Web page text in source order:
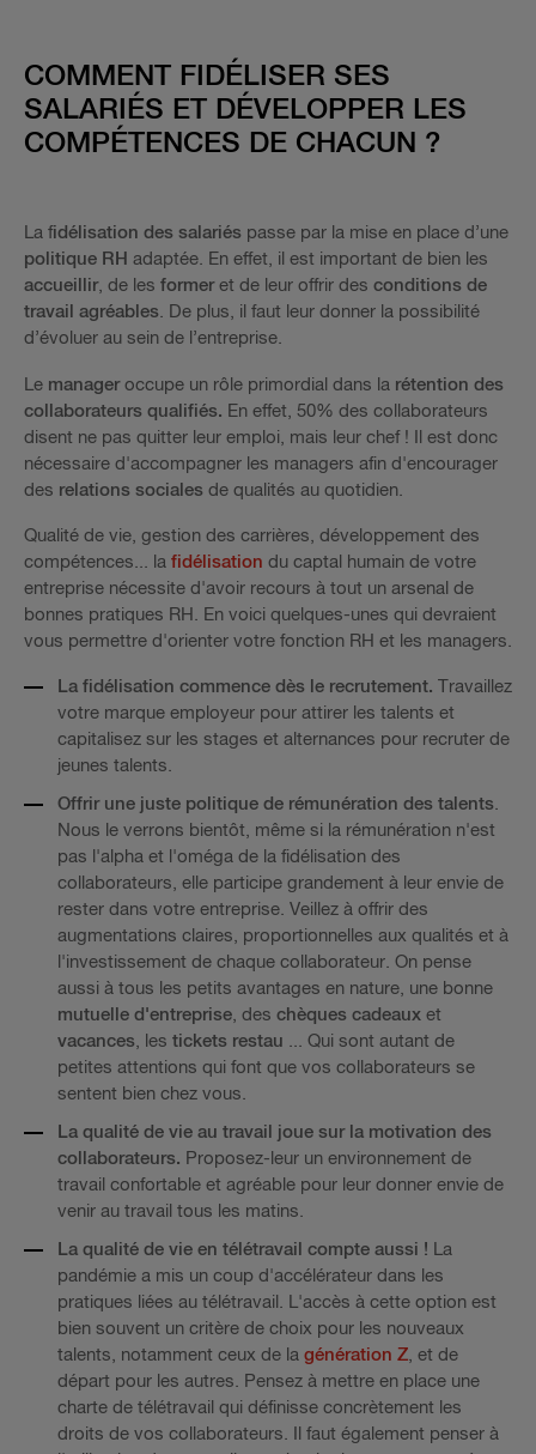
COMMENT FIDÉLISER SES
SALARIÉS ET DÉVELOPPER LES
COMPÉTENCES DE CHACUN ?
La fidélisation des salariés passe par la mise en place d’une
politique RH adaptée. En effet, il est important de bien les
accueillir, de les formeret de leur offrir des conditions de
travail agréables. De plus, il faut leur donner la possibilité
d’évoluer au sein de l’entreprise.
Le manageroccupe un rôle primordial dans la rétention des
collaborateurs qualifiés. En effet, 50% des collaborateurs
disent ne pas quitter leur emploi, mais leur chef ! Il est donc
nécessaire d'accompagner les managers afin d'encourager
des relations sociales de qualités au quotidien.
Qualité de vie, gestion des carrières, développement des
compétences... la fidélisation du captal humain de votre
entreprise nécessite d'avoir recours à tout un arsenal de
bonnes pratiques RH. En voici quelques-unes qui devraient
vous permettre d'orienter votre fonction RH et les managers.
La fidélisation commence dès le recrutement.
Travaillez
votre marque employeur pour attirer les talents et
capitalisez sur les stages et alternances pour recruter de
jeunes talents.
Offrir une juste politique de rémunération des talents.
Nous le verrons bientôt, même si la rémunération n'est
pas l'alpha et l'oméga de la fidélisation des
collaborateurs, elle participe grandement à leur envie de
rester dans votre entreprise. Veillez à offrir des
augmentations claires, proportionnelles aux qualités et à
l'investissement de chaque collaborateur. On pense
aussi à tous les petits avantages en nature, une bonne
mutuelle d'entreprise, des chèques cadeaux et
vacances, les tickets restau ... Qui sont autant de
petites attentions qui font que vos collaborateurs se
sentent bien chez vous.
La qualité de vie au travail joue sur la motivation des
collaborateurs. Proposez-leur un environnement de
travail confortable et agréable pour leur donner envie de
venir au travail tous les matins.
La qualité de vie en télétravail compte aussi ! La
pandémie a mis un coup d'accélérateur dans les
pratiques liées au télétravail. L'accès à cette option est
bien souvent un critère de choix pour les nouveaux
talents, notamment ceux de la génération Z, et de
départ pour les autres. Pensez à mettre en place une
charte de télétravail qui définisse concrètement les
droits de vos collaborateurs. Il faut également penser à